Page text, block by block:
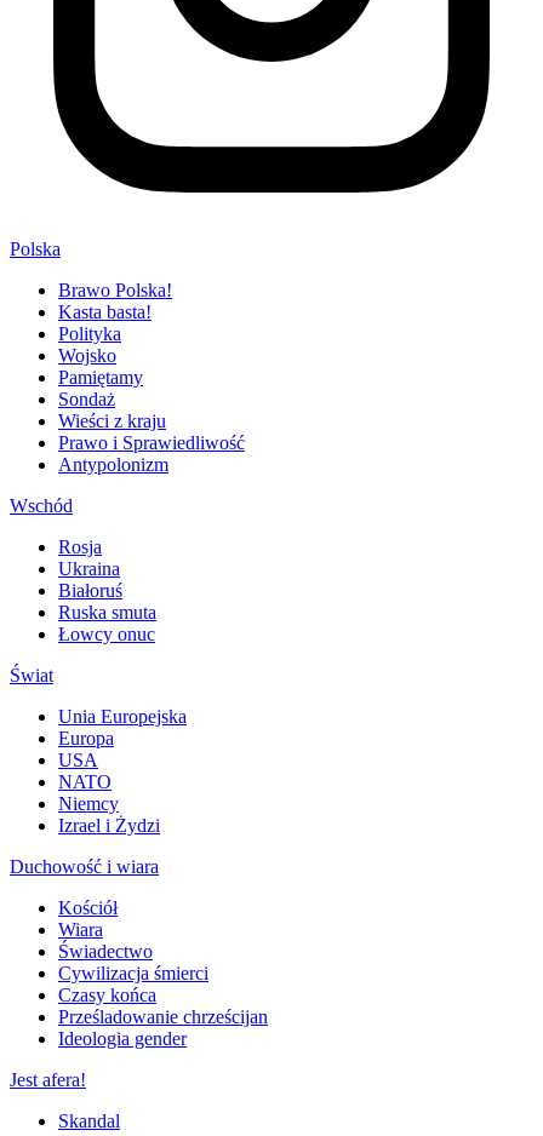
Polska
Brawo Polska!
Kasta basta!
Polityka
Wojsko
Pamiętamy
Sondaż
Wieści z kraju
Prawo i Sprawiedliwość
Antypolonizm
Wschód
Rosja
Ukraina
Białoruś
Ruska smuta
Łowcy onuc
Świat
Unia Europejska
Europa
USA
NATO
Niemcy
Izrael i Żydzi
Duchowość i wiara
Kościół
Wiara
Świadectwo
Cywilizacja śmierci
Czasy końca
Prześladowanie chrześcijan
Ideologia gender
Jest afera!
Skandal